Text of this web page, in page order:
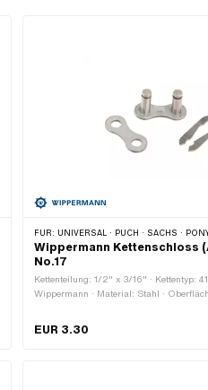
FÜR: UNIVERSAL · PUCH · SACHS · PONY / CILO (BETA 521 & 512) · ZÜNDAPP BELMONDO ·
Wippermann Kettenschloss
No.17
Kettenteilung: 1/2" x 3/16" · Kettentyp:
Wippermann · Material: Stahl ·
EUR 3.30